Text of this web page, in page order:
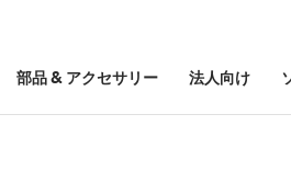
部品& アクセサリー 法人向け